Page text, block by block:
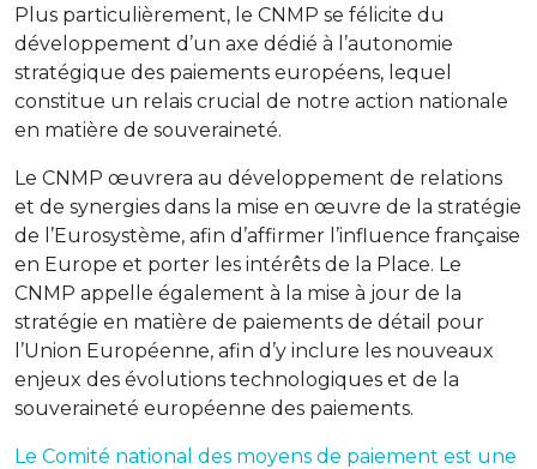
Plus particulièrement, le CNMP se félicite du
développement d’un axe dédié à l’autonomie
stratégique des paiements européens, lequel
constitue un relais crucial de notre action nationale
en matière de souveraineté.
Le CNMP œuvrera au développement de relations
et de synergies dans la mise en œuvre de la stratégie
de l’Eurosystème, afin d’affirmer l’influence française
en Europe et porter les intérêts de la Place. Le
CNMP appelle également à la mise à jour de la
stratégie en matière de paiements de détail pour
l’Union Européenne, afin d’y inclure les nouveaux
enjeux des évolutions technologiques et de la
souveraineté européenne des paiements.
Le Comité national des moyens de paiement est une